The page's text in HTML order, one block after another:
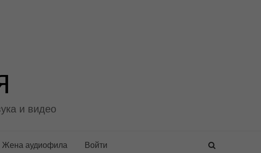
и видео
Жена аудиофила Войти